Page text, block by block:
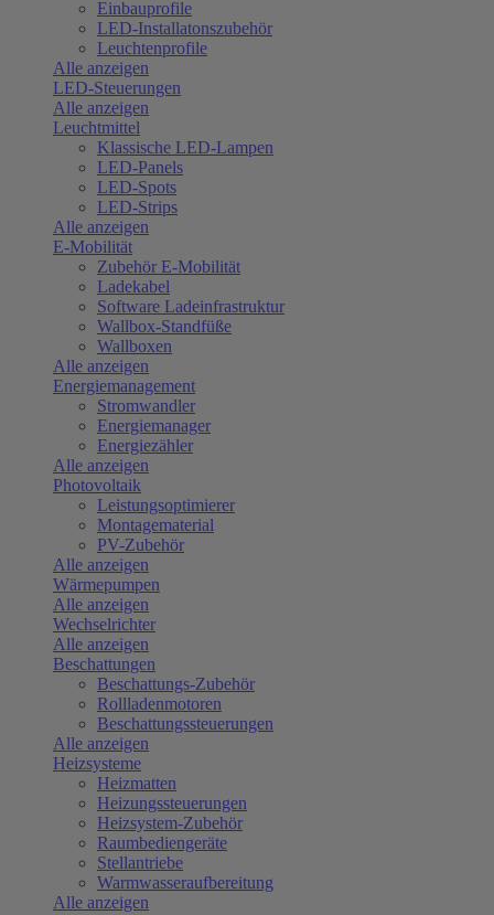
Einbauprofile
LED-Installatonszubehör
Leuchtenprofile
Alle anzeigen
LED-Steuerungen
Alle anzeigen
Leuchtmittel
Klassische LED-Lampen
LED-Panels
LED-Spots
LED-Strips
Alle anzeigen
E-Mobilität
Zubehör E-Mobilität
Ladekabel
Software Ladeinfrastruktur
Wallbox-Standfüße
Wallboxen
Alle anzeigen
Energiemanagement
Stromwandler
Energiemanager
Energiezähler
Alle anzeigen
Photovoltaik
Leistungsoptimierer
Montagematerial
PV-Zubehör
Alle anzeigen
Wärmepumpen
Alle anzeigen
Wechselrichter
Alle anzeigen
Beschattungen
Beschattungs-Zubehör
Rollladenmotoren
Beschattungssteuerungen
Alle anzeigen
Heizsysteme
Heizmatten
Heizungssteuerungen
Heizsystem-Zubehör
Raumbediengeräte
Stellantriebe
Warmwasseraufbereitung
Alle anzeigen